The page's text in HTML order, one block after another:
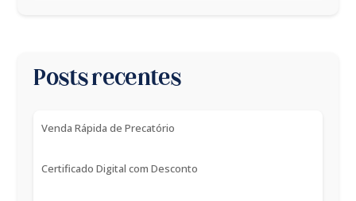
Posts recentes
Venda Rápida de Precatório
Certificado Digital com Desconto